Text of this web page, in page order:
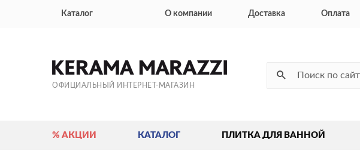
Каталог О компании Доставка Оплата
ОФИЦИАЛЬНЫЙ ИНТЕРНЕТ-МАГАЗИН
% АКЦИИ КАТАЛОГ ПЛИТКА ДЛЯ ВАННОЙ